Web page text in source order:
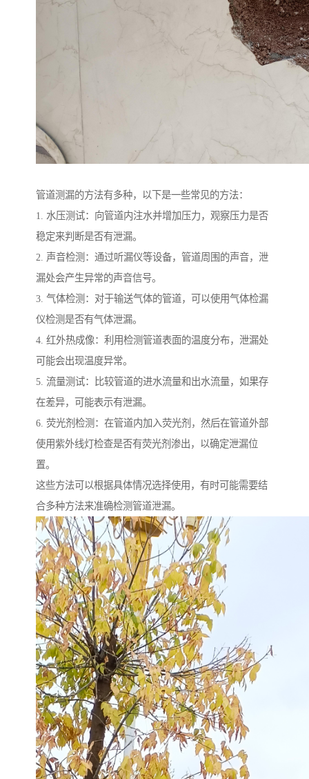
管道测漏的方法有多种，以下是一些常见的方法：
1. 水压测试：向管道内注水并增加压力，观察压力是否
稳定来判断是否有泄漏。
2. 声音检测：通过听漏仪等设备，管道周围的声音，泄
漏处会产生异常的声音信号。
3. 气体检测：对于输送气体的管道，可以使用气体检漏
仪检测是否有气体泄漏。
4. 红外热成像：利用检测管道表面的温度分布，泄漏处
可能会出现温度异常。
5. 流量测试：比较管道的进水流量和出水流量，如果存
在差异，可能表示有泄漏。
6. 荧光剂检测：在管道内加入荧光剂，然后在管道外部
使用紫外线灯检查是否有荧光剂渗出，以确定泄漏位
置。
这些方法可以根据具体情况选择使用，有时可能需要结
合多种方法来准确检测管道泄漏。